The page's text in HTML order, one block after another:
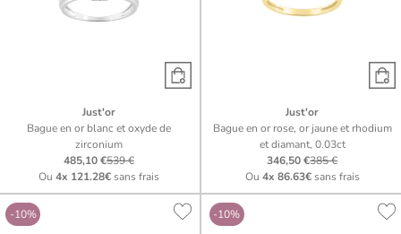
Just'or
Bague en or blanc et oxyde de
zirconium
485,10 €539 €
Ou 4x 121.28€sans frais
Just'or
Bague en or rose, or jaune et rhodium
et diamant, 0.03ct
346,50 €385 €
Ou 4x 86.63€sans frais
-10% -10%